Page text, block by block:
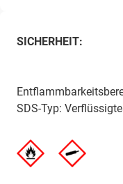
SICHERHEIT:
SDS-Typ: